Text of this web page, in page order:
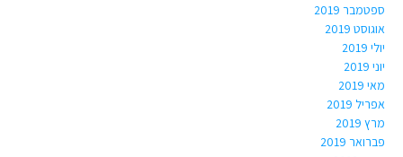
ספטמבר 2019
אוגוסט 2019
יולי 2019
יוני 2019
מאי 2019
אפריל 2019
מרץ 2019
פברואר 2019